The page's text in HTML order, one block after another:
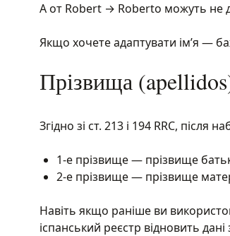
А от Robert → Roberto можуть не
Якщо хочете адаптувати ім’я —
Прізвища
Згідно зі ст. 213 і 194 RRC,
1-е прізвище — прізвище
2-е прізвище — прізвище
Навіть якщо раніше ви
іспанський реєстр відновить